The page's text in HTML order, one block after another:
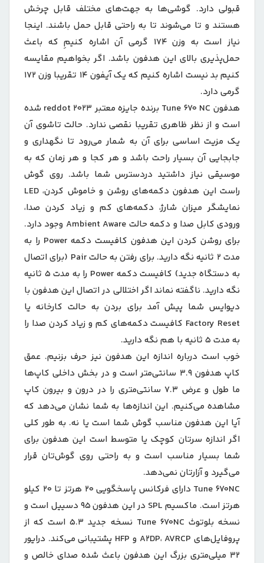
قبولی دارد. گوشی‌ها به جهت‌های مختلف قابل چرخش
هستند و تا می‌شوند تا به راحتی قابل حمل باشند. اینجا
نیاز است به وزن 174 گرمی آن اشاره کنیمِ که باعث
حمل‌پذیری بالای این هدفون باشد. اگر بخواهیم مقایسه
کنیم بد نیست اشاره کنیم که یک آيفون 14 تقریبا وزن 172
گرمی دارد.
هدفون Tune 670 NC برنده جایزه معتبر reddot 2023 شده
است و از نظر ظاهری تقریبا نقصی ندارد. حالت تاشوی آن
یک مزیت اساسی برای آن به شمار می‌رود تا نگهداری و
جابجایی آن بسیار راحت باشد و هر کجا و هر زمان که به
موسیقی نیاز داشتید دردسترس شما باشد. روی گوش
راست این هدفون دکمه‌های روشن و خاموش کردن، LED
نمایشگر میزان شارژ، دکمه‌های کم و زیاد کردن صدا،
ورودی کابل صدا و دکمه حالت Ambient Aware وجود دارد.
برای روشن کردن این هدفون کافیست دکمه Power را به
مدت 2 ثانیه نگه دارید. برای رفتن به حالت Pair (برای اتصال
به دستگاه جدید) کافیست دکمه Power‌ را به مدت 5 ثانیه
نگه دارید. ناگفته نماند اگر اختلالی در اتصال این هدفون با
دیوایس شما پیش آمد برای بردن به حالت کارخانه یا
Factory Reset کافیست دکمه‌های کم و زیاد کردن صدا را
به مدت 5 ثانیه با هم نگه دارید.
خوب است درباره اندازه این هدفون نیز حرف بزنیم. عمق
کاپ هدفون 3.9 سانتی‌متر است و در بخش داخلی کاپ‌ها
ما طول و عرض 7.3 سانتی‌متری را در درون و بیرون کاپ
مشاهده می‌کنیم. این اندازه‌ها به شما نشان می‌دهد که
آیا این هدفون مناسب گوش شما است یا نه. به طور کلی
اگر اندازه سرتان کوچک یا متوسط است این هدفون برای
شما بسیار مناسب است و به راحتی روی گوش‌تان قرار
می‌گیرد و آزارتان نمی‌دهد.
Tune 670NC دارای فرکانس پاسخگویی 20 هرتز تا 20 کیلو
هرتز است. ماکسیم SPL در این هدفون 95 دسییل است و
نسخه بلوتوث Tune 670NC نسخه جدید 5.3 است که از
پروفایل‌های A2DP، AVRCP و HFP پشتیبانی می‌کند. درایور
32 میلی‌متری بزرگ این هدفون باعث شده صدای خالص و